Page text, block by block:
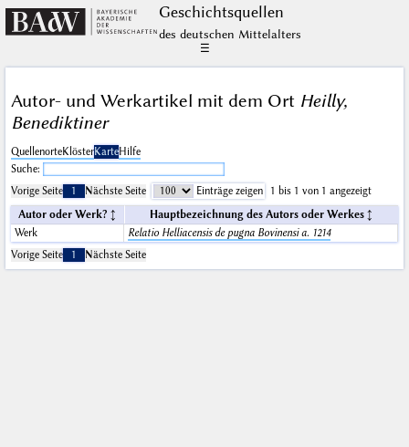
Geschichts­quellen
des deutschen Mittelalters
☰
Autor- und Werkartikel mit dem Ort Heilly,
Benediktiner
QuellenorteKlösterKarteHilfe
Suche:
Vorige Seite
1 Nächste Seite Einträge zeigen
1 bis 1 von 1 angezeigt
Autor oder Werk?
Hauptbezeichnung des Autors oder Werkes
Werk
Relatio Helliacensis de pugna Bovinensi a. 1214
Vorige Seite
1 Nächste Seite